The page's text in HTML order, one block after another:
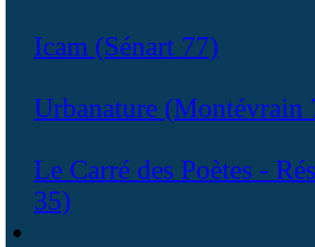
Icam (Sénart 77)
Urbanature (Montévrain
Le Carré des Poètes -
35)